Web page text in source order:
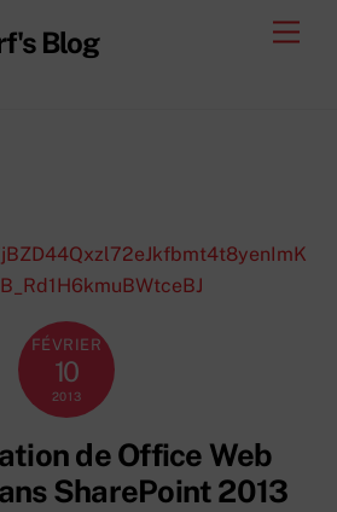
Blog
FÉVRIER
10
2013
de Office Web
SharePoint 2013